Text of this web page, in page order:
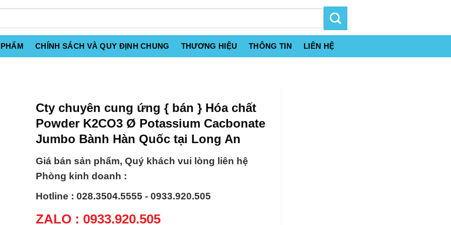
CHÍNH SÁCH VÀ QUY ĐỊNH CHUNG THƯƠNG HIỆU THÔNG TIN LIÊN HỆ
Cty chuyên cung ứng { bán } Hóa chất
Powder K2CO3 Ø Potassium Cacbonate
Jumbo Bành Hàn Quốc tại Long An
Giá bán sản phẩm, Quý khách vui lòng liên hệ
Phòng kinh doanh :
Hotline : 028.3504.5555 - 0933.920.505
ZALO : 0933.920.505